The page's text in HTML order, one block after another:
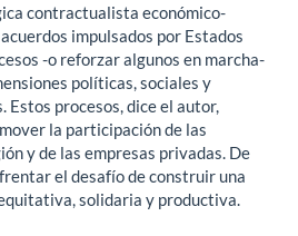
contractualista económico-
impulsados por Estados
-o reforzar algunos en marcha-
políticas, sociales y
Estos procesos, dice el autor,
la participación de las
y de las empresas privadas. De
el desafío de construir una
solidaria y productiva.